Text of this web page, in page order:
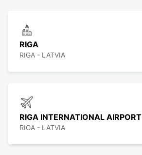
RIGA
RIGA - LATVIA
RIGA INTERNATIONAL AIRPORT
RIGA - LATVIA